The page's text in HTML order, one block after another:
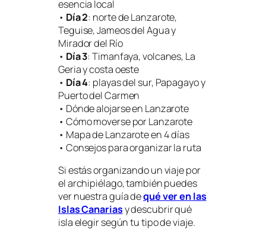
esencia local
• Día 2: norte de Lanzarote,
Teguise, Jameos del Agua y
Mirador del Río
• Día 3: Timanfaya, volcanes, La
Geria y costa oeste
• Día 4: playas del sur, Papagayo y
Puerto del Carmen
• Dónde alojarse en Lanzarote
• Cómo moverse por Lanzarote
• Mapa de Lanzarote en 4 días
• Consejos para organizar la ruta
Si estás organizando un viaje por
el archipiélago, también puedes
ver nuestra guía dequé ver en las
Islas Canariasy descubrir qué
isla elegir según tu tipo de viaje.